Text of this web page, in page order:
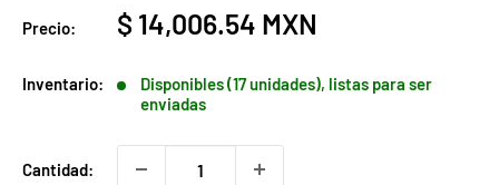
Precio:
Precio
venta
$ 14,006.54 MXN
Inventario:
Disponibles (17 unidades), listas para ser
enviadas
Cantidad: